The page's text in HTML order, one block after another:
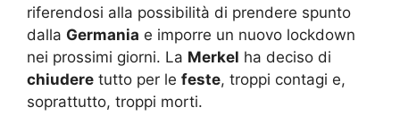
riferendosi alla possibilità di prendere spunto
dalla Germania e imporre un nuovo lockdown
nei prossimi giorni. La Merkel ha deciso di
chiudere tutto per le feste, troppi contagi e,
soprattutto, troppi morti.